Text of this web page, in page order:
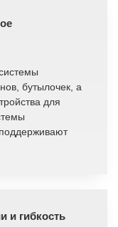
бутылочек, а
для
и гибкость